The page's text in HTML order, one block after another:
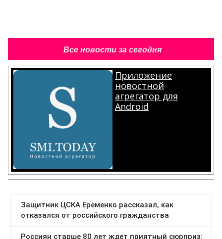
Все новости за сегодня
Приложение
новостной
агрегатор для
Android
.